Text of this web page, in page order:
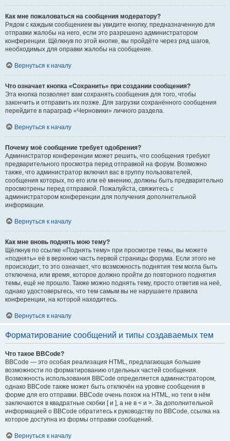
Как мне пожаловаться на сообщения модератору?
Рядом с каждым сообщением вы увидите кнопку, предназначенную для
отправки жалобы на него, если это разрешено администратором
конференции. Щёлкнув по этой кнопке, вы пройдёте через ряд шагов,
необходимых для оправки жалобы на сообщение.
Вернуться к началу
Что означает кнопка «Сохранить» при создании сообщения?
Эта кнопка позволяет вам сохранять сообщения для того, чтобы
закончить и отправить их позже. Для загрузки сохранённого сообщения
перейдите в параграф «Черновики» личного раздела.
Вернуться к началу
Почему моё сообщение требует одобрения?
Администратор конференции может решить, что сообщения требуют
предварительного просмотра перед отправкой на форум. Возможно
также, что администратор включил вас в группу пользователей,
сообщения которых, по его или её мнению, должны быть предварительно
просмотрены перед отправкой. Пожалуйста, свяжитесь с
администратором конференции для получения дополнительной
информации.
Вернуться к началу
Как мне вновь поднять мою тему?
Щёлкнув по ссылке «Поднять тему» при просмотре темы, вы можете
«поднять» её в верхнюю часть первой страницы форума. Если этого не
происходит, то это означает, что возможность поднятия тем могла быть
отключена, или время, которое должно пройти до повторного поднятия
темы, ещё не прошло. Также можно поднять тему, просто ответив на неё,
однако удостоверьтесь, что тем самым вы не нарушаете правила
конференции, на которой находитесь.
Вернуться к началу
Форматирование сообщений и типы создаваемых тем
Что такое BBCode?
BBCode — это особая реализация HTML, предлагающая большие
возможности по форматированию отдельных частей сообщения.
Возможность использования BBCode определяется администратором,
однако BBCode также может быть отключён на уровне сообщения в
форме для его отправки. BBCode очень похож на HTML, но теги в нём
заключаются в квадратные скобки [ и ], а не в < и >. За дополнительной
информацией о BBCode обратитесь к руководству по BBCode, ссылка на
которое доступна из формы отправки сообщений.
Вернуться к началу